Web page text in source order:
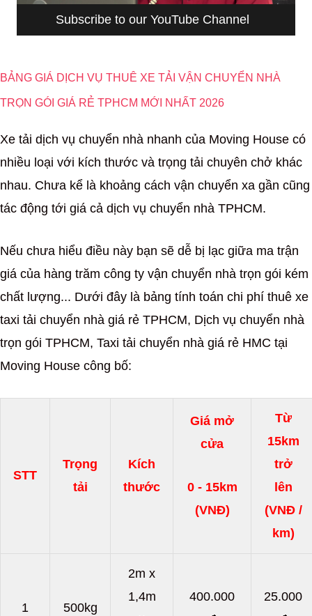
Subscribe to our YouTube Channel
BẢNG GIÁ DỊCH VỤ THUÊ XE TẢI VẬN CHUYỂN NHÀ
TRỌN GÓI GIÁ RẺ TPHCM MỚI NHẤT 2026
Xe tải dịch vụ chuyển nhà nhanh của Moving House có
nhiều loại với kích thước và trọng tải chuyên chở khác
nhau. Chưa kể là khoảng cách vận chuyển xa gần cũng
tác động tới giá cả dịch vụ chuyển nhà TPHCM.
Nếu chưa hiểu điều này bạn sẽ dễ bị lạc giữa ma trận
giá của hàng trăm công ty vận chuyển nhà trọn gói kém
chất lượng... Dưới đây là bảng tính toán chi phí thuê xe
taxi tải chuyển nhà giá rẻ TPHCM, Dịch vụ chuyển nhà
trọn gói TPHCM, Taxi tải chuyển nhà giá rẻ HMC tại
Moving House công bố:
STT
Trọng
tải
Kích
thước
Giá mở
cửa
0 - 15km
(VNĐ)
Từ
15km
trở
lên
(VNĐ /
km)
1 500kg
2m x
1,4m
400.000
25.000